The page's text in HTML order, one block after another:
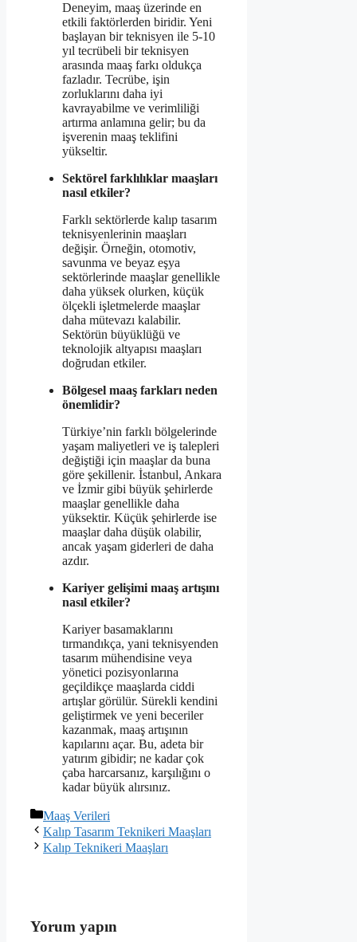
Deneyim, maaş üzerinde en
etkili faktörlerden biridir. Yeni
başlayan bir teknisyen ile 5-10
yıl tecrübeli bir teknisyen
arasında maaş farkı oldukça
fazladır. Tecrübe, işin
zorluklarını daha iyi
kavrayabilme ve verimliliği
artırma anlamına gelir; bu da
işverenin maaş teklifini
yükseltir.
Sektörel farklılıklar maaşları
nasıl etkiler?
Farklı sektörlerde kalıp tasarım
teknisyenlerinin maaşları
değişir. Örneğin, otomotiv,
savunma ve beyaz eşya
sektörlerinde maaşlar genellikle
daha yüksek olurken, küçük
ölçekli işletmelerde maaşlar
daha mütevazı kalabilir.
Sektörün büyüklüğü ve
teknolojik altyapısı maaşları
doğrudan etkiler.
Bölgesel maaş farkları neden
önemlidir?
Türkiye’nin farklı bölgelerinde
yaşam maliyetleri ve iş talepleri
değiştiği için maaşlar da buna
göre şekillenir. İstanbul, Ankara
ve İzmir gibi büyük şehirlerde
maaşlar genellikle daha
yüksektir. Küçük şehirlerde ise
maaşlar daha düşük olabilir,
ancak yaşam giderleri de daha
azdır.
Kariyer gelişimi maaş artışını
nasıl etkiler?
Kariyer basamaklarını
tırmandıkça, yani teknisyenden
tasarım mühendisine veya
yönetici pozisyonlarına
geçildikçe maaşlarda ciddi
artışlar görülür. Sürekli kendini
geliştirmek ve yeni beceriler
kazanmak, maaş artışının
kapılarını açar. Bu, adeta bir
yatırım gibidir; ne kadar çok
çaba harcarsanız, karşılığını o
kadar büyük alırsınız.
Kategoriler
Maaş Verileri
Kalıp Tasarım Teknikeri Maaşları
Kalıp Teknikeri Maaşları
Yorum yapın